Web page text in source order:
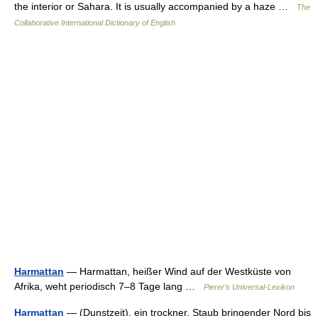
the interior or Sahara. It is usually accompanied by a haze …
The
Collaborative International Dictionary of English
Harmattan — Harmattan, heißer Wind auf der Westküste von
Afrika, weht periodisch 7–8 Tage lang …
Pierer's Universal-Lexikon
Harmattan — (Dunstzeit), ein trockner, Staub bringender Nord bis